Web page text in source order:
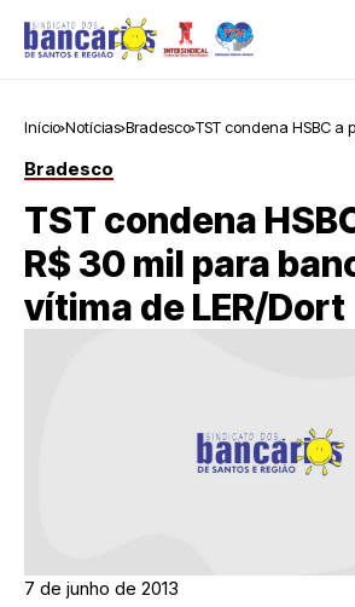
Início Notícias Bradesco TST condena HSBC a
Bradesco
TST condena
R$ 30 mil para
vítima de LER/Dort
7 de junho de 2013